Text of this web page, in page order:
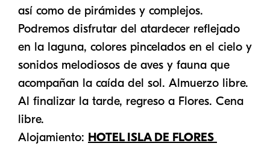
así como de pirámides y complejos.
Podremos disfrutar del atardecer reflejado
en la laguna, colores pincelados en el cielo y
sonidos melodiosos de aves y fauna que
acompañan la caída del sol. Almuerzo libre.
Al finalizar la tarde, regreso a Flores. Cena
libre.
Alojamiento: HOTEL ISLA DE FLORES